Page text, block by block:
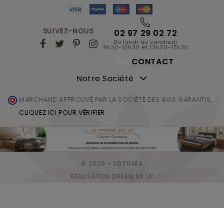
SUIVEZ-NOUS 02 97 29 02 72
Du lundi au vendredi
9h30-12h30 et 13h30-17h30
CONTACT
Notre Société
MARCHAND APPROUVÉ PAR LA SOCIÉTÉ DES AVIS GARANTIS,
CLIQUEZ ICI POUR VÉRIFIER.
© 2026 - LOTUSEA
RÉALISATION DREAM ME UP